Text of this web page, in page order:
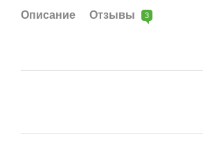
Описание Отзывы 3